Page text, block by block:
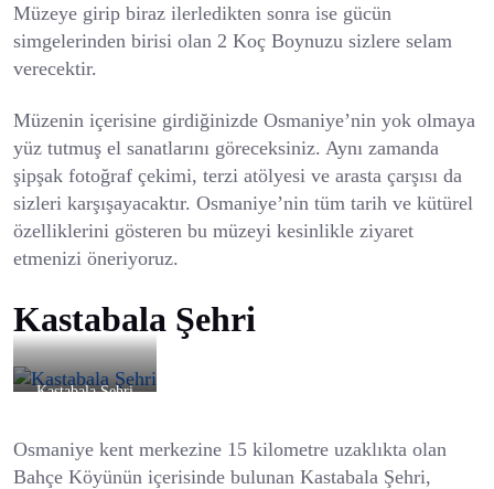
Müzeye girip biraz ilerledikten sonra ise gücün
simgelerinden birisi olan 2 Koç Boynuzu sizlere selam
verecektir.
Müzenin içerisine girdiğinizde Osmaniye’nin yok olmaya
yüz tutmuş el sanatlarını göreceksiniz. Aynı zamanda
şipşak fotoğraf çekimi, terzi atölyesi ve arasta çarşısı da
sizleri karşışayacaktır. Osmaniye’nin tüm tarih ve kütürel
özelliklerini gösteren bu müzeyi kesinlikle ziyaret
etmenizi öneriyoruz.
Kastabala Şehri
Kastabala Şehri
Osmaniye kent merkezine 15 kilometre uzaklıkta olan
Bahçe Köyünün içerisinde bulunan Kastabala Şehri,